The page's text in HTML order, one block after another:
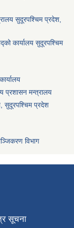
सुदूरपश्चिम प्रदेश,
कार्यालय सुदूरपश्चिम
प्रशासन मन्त्रालय
सुदूरपश्चिम प्रदेश
विभाग
सूचना